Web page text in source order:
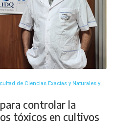
de Ciencias Exactas y Naturales y
controlar la
tóxicos en cultivos